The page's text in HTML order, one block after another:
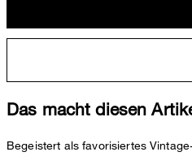
Das macht diesen
Begeistert als favorisiertes